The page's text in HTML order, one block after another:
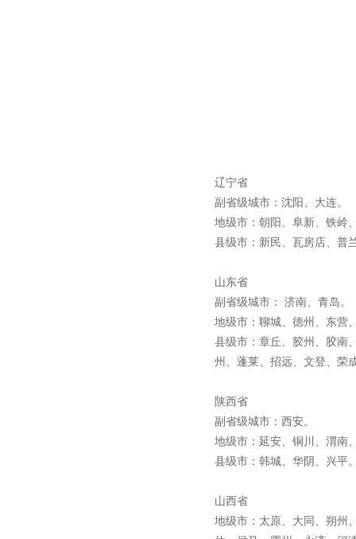
辽宁省
副省级城市：沈阳、大连
地级市：朝阳、阜新、铁岭
县级市：新民、瓦房店、普
山东省
副省级城市： 济南、青岛
地级市：聊城、德州、东营
县级市：章丘、胶州、胶南
州、蓬莱、招远、文登、
陕西省
副省级城市：西安。
地级市：延安、铜川、渭
县级市：韩城、华阴、兴
山西省
地级市：太原、大同、朔州